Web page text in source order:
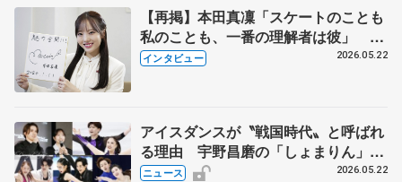
【再掲】本田真凜「スケートのことも
私のことも、一番の理解者は彼」 引
退時の単独インタビューで語った競技
インタビュー 2026.05.22
アイスダンスが〝戦国時代〟と呼ばれ
る理由 宇野昌磨の「しょまりん」ら
実力者が相次いで参戦 国内の競争激
ニュース 2026.05.22